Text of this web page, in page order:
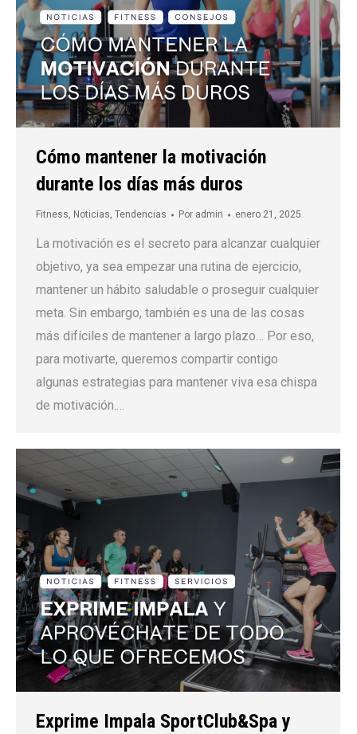
Cómo mantener la motivación
durante los días más duros
Fitness, Noticias, Tendencias Por admin enero 21, 2025
La motivación es el secreto para alcanzar cualquier
objetivo, ya sea empezar una rutina de ejercicio,
mantener un hábito saludable o proseguir cualquier
meta. Sin embargo, también es una de las cosas
más difíciles de mantener a largo plazo… Por eso,
para motivarte, queremos compartir contigo
algunas estrategias para mantener viva esa chispa
de motivación.…
Exprime Impala SportClub&Spa y